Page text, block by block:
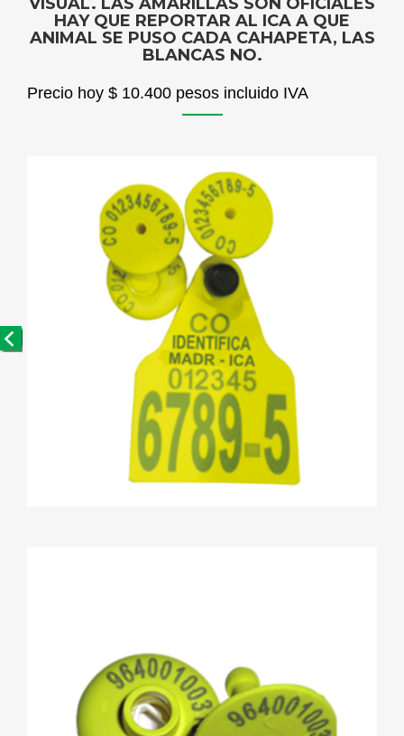
HAY QUE REPORTAR AL ICA A QUE
ANIMAL SE PUSO CADA CAHAPETA, LAS
BLANCAS NO.
Precio hoy $ 10.400 pesos incluido IVA